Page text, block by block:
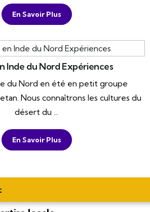
En Savoir Plus
Inde du Nord Expériences
du Nord en été en petit groupe
Nous connaîtrons les cultures du
désert du ...
En Savoir Plus